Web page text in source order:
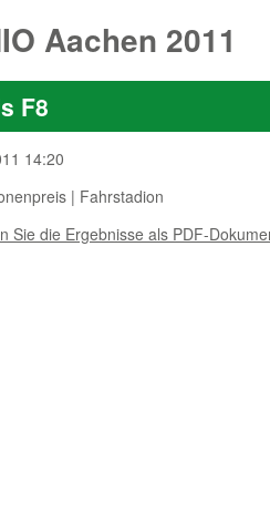
Aachen 2011
F8
14:20
| Fahrstadion
Sie die Ergebnisse als PDF-